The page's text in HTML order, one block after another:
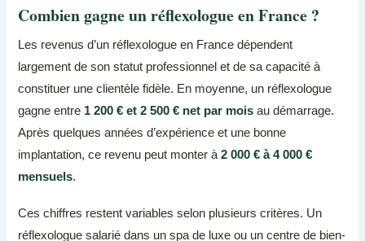
Combien gagne un réflexologue en France ?
Les revenus d’un réflexologue en France dépendent
largement de son statut professionnel et de sa capacité à
constituer une clientèle fidèle. En moyenne, un réflexologue
gagne entre 1 200 € et 2 500 € net par mois au démarrage.
Après quelques années d’expérience et une bonne
implantation, ce revenu peut monter à2 000 € à 4 000 €
mensuels.
Ces chiffres restent variables selon plusieurs critères. Un
réflexologue salarié dans un spa de luxe ou un centre de bien-